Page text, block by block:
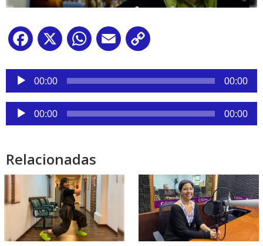
Facebook
X WhatsApp
Email
Reproductor
audio
00:00 00:00
Reproductor
de
00:00 00:00
Relacionadas